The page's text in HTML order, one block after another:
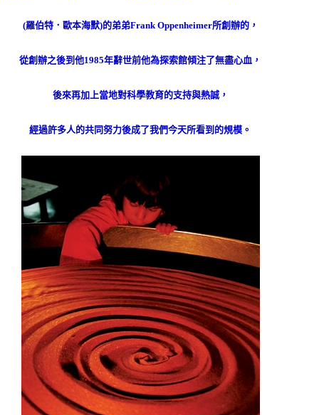
(羅伯特．歐本海默)的弟弟Frank Oppenheimer所創辦的，
從創辦之後到他1985年辭世前他為探索館傾注了無盡心血，
後來再加上當地對科學教育的支持與熱誠，
經過許多人的共同努力後成了我們今天所看到的規模。